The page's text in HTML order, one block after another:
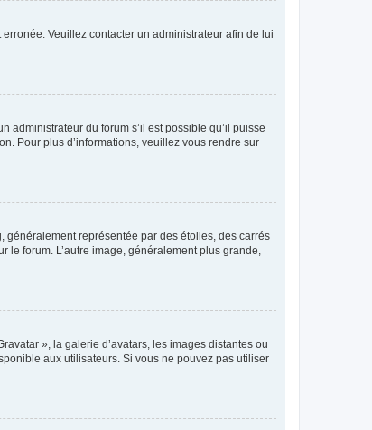
Veuillez contacter un administrateur afin de lui
administrateur du forum s’il est possible qu’il puisse
Pour plus d’informations, veuillez vous rendre sur
généralement représentée par des étoiles, des carrés
forum. L’autre image, généralement plus grande,
», la galerie d’avatars, les images distantes ou
aux utilisateurs. Si vous ne pouvez pas utiliser